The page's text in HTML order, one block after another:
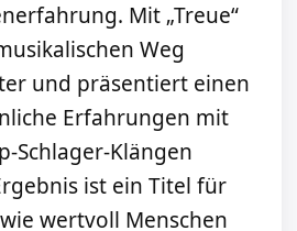
Mit „Treue“
Weg
und präsentiert einen
Erfahrungen mit
Schlager-Klängen
ist ein Titel für
wertvoll Menschen